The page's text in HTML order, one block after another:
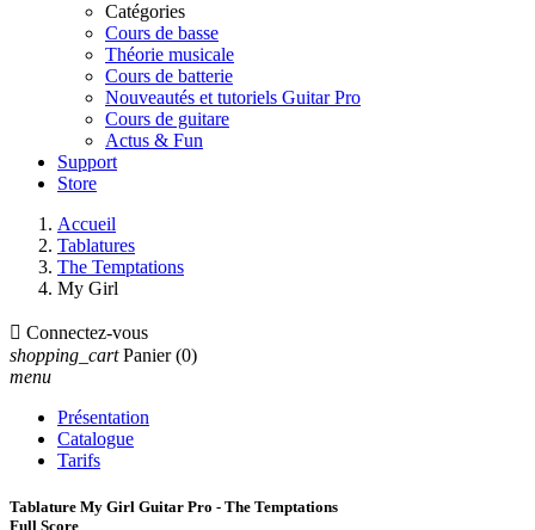
Catégories
Cours de basse
Théorie musicale
Cours de batterie
Nouveautés et tutoriels Guitar Pro
Cours de guitare
Actus & Fun
Support
Store
Accueil
Tablatures
The Temptations
My Girl
 Connectez-vous
shopping_cart Panier (0)
menu
Présentation
Catalogue
Tarifs
Tablature My Girl Guitar Pro - The Temptations
Full Score